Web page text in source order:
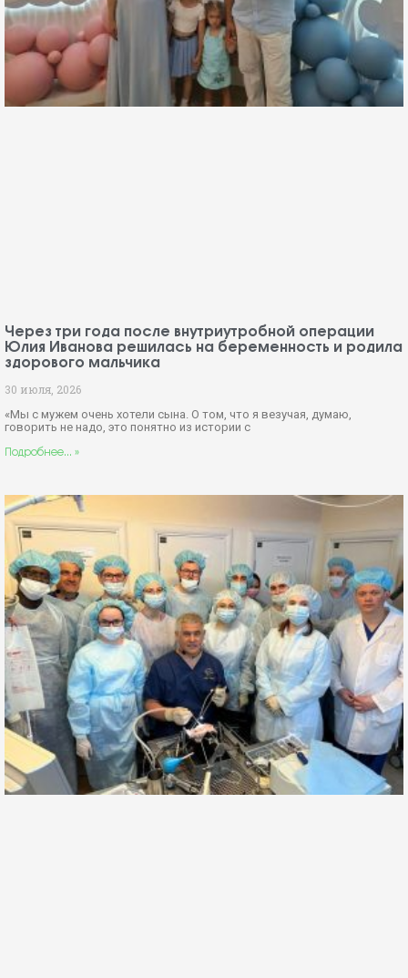
Через три года после внутриутробной операции
Юлия Иванова решилась на беременность и родила
здорового мальчика
30 июля, 2026
«Мы с мужем очень хотели сына. О том, что я везучая, думаю,
говорить не надо, это понятно из истории с
Подробнее... »